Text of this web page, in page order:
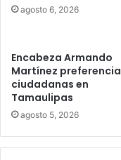
agosto 6, 2026
Encabeza Armando
Martínez
ciudadanas en
Tamaulipas
agosto 5, 2026